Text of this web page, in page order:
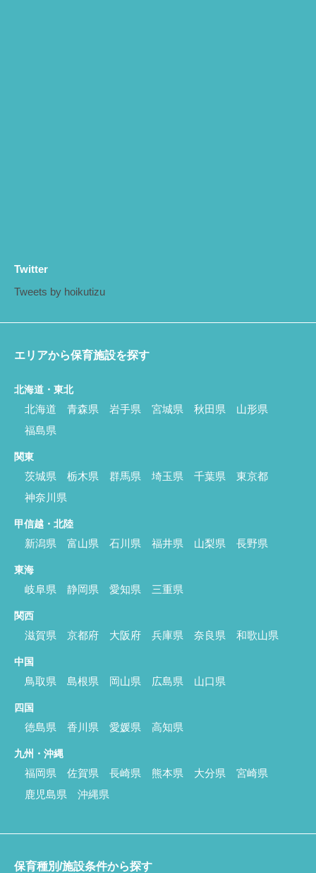
Twitter
Tweets by hoikutizu
エリアから保育施設を探す
北海道・東北
北海道 青森県 岩手県 宮城県 秋田県
山形県
福島県
関東
茨城県 栃木県 群馬県 埼玉県 千葉県
東京都
神奈川県
甲信越・北陸
新潟県 富山県 石川県 福井県 山梨県 長野県
東海
岐阜県 静岡県 愛知県 三重県
関西
滋賀県 京都府 大阪府 兵庫県 奈良県 和歌山県
中国
鳥取県 島根県 岡山県 広島県 山口県
四国
徳島県 香川県 愛媛県 高知県
九州・沖縄
福岡県 佐賀県 長崎県 熊本県 大分県
宮崎県
鹿児島県
沖縄県
保育種別/施設条件から探す